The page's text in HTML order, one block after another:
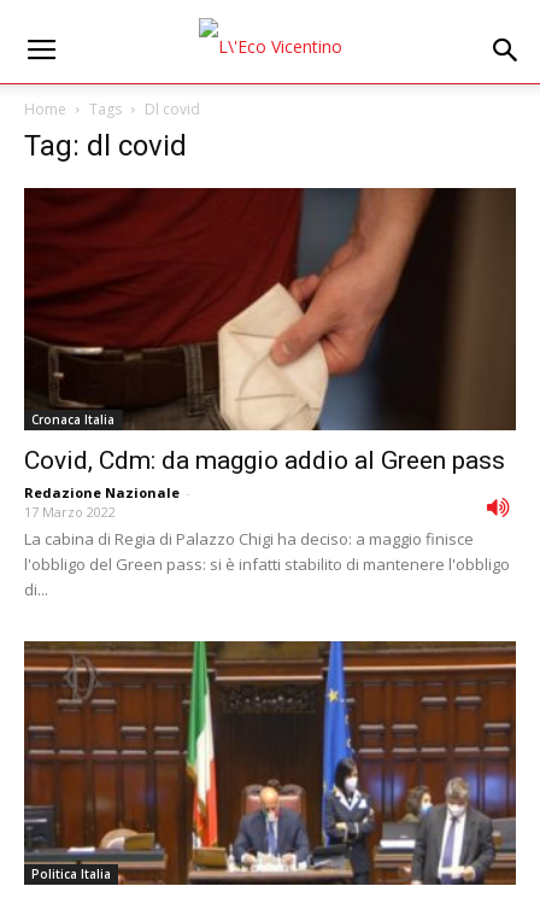
Home Tags Dl covid
Tag: dl covid
Cronaca Italia
Covid, Cdm: da maggio addio al Green pass
Redazione Nazionale -
17 Marzo 2022
La cabina di Regia di Palazzo Chigi ha deciso: a maggio finisce
l'obbligo del Green pass: si è infatti stabilito di mantenere l'obbligo
di...
Politica Italia